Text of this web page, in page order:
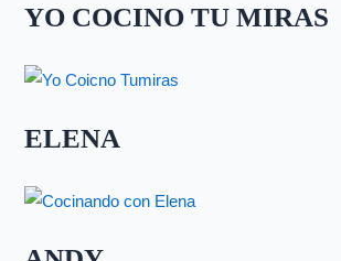
YO COCINO TU MIRAS
ELENA